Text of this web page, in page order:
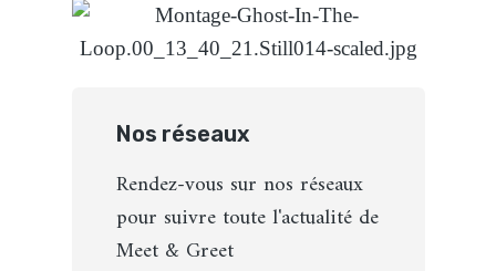
Nos réseaux
Rendez-vous sur nos réseaux
pour suivre toute l'actualité de
Meet & Greet